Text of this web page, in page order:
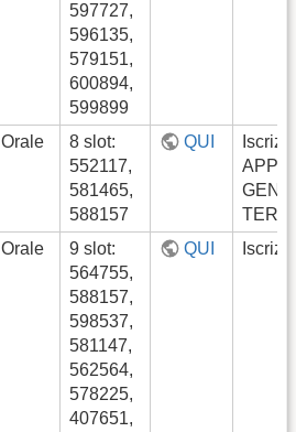
597727,
596135,
579151,
600894,
599899
Orale
8 slot:
552117,
581465,
588157
QUI
Orale
9 slot:
564755,
588157,
598537,
581147,
562564,
578225,
407651,
QUI